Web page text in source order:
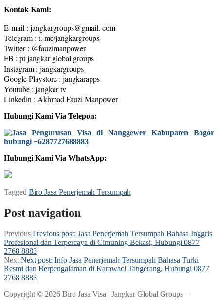
Kontak Kami:
E-mail : jangkargroups@gmail. com
Telegram : t. me/jangkargroups
Twitter : @fauzimanpower
FB : pt jangkar global groups
Instagram : jangkargroups
Google Playstore : jangkarapps
Youtube : jangkar tv
Linkedin : Akhmad Fauzi Manpower
Hubungi Kami Via Telepon:
Hubungi Kami Via WhatsApp:
Tagged Biro Jasa Penerjemah Tersumpah
Post navigation
Previous Previous post: Jasa Penerjemah Tersumpah Bahasa Inggris
Profesional dan Terpercaya di Cimuning Bekasi, Hubungi 0877
2768 8883
Next Next post: Info Jasa Penerjemah Tersumpah Bahasa Turki
Resmi dan Berpengalaman di Karawaci Tangerang, Hubungi 0877
2768 8883
Copyright © 2026 Biro Jasa Visa | Jangkar Global Groups –